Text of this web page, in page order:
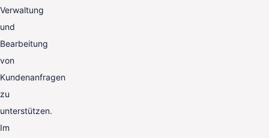
Verwaltung
und
Bearbeitung
von
Kundenanfragen
zu
unterstützen.
Im